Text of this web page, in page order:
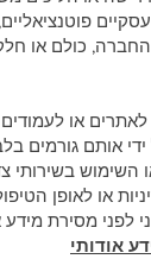
עסקיים
כולם או
או
אותם גורמים
השימוש בשירותי
או לאופן
לפני מסירת מידע
אודותי